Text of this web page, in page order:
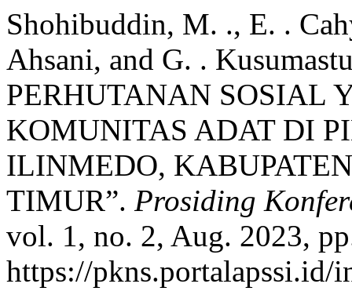
Shohibuddin, M. ., E. .
Ahsani, and G. .
PERHUTANAN SOSIAL
KOMUNITAS ADAT DI
ILINMEDO,
TIMUR”. Prosiding
vol. 1, no. 2, Aug. 2023,
https://pkns.portalapssi.id/